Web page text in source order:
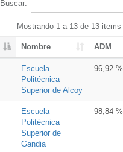
Buscar:
Mostrando 1 a 13 de 13 items
Nombre ADM
Escuela
Politécnica
Superior de Alcoy
96,92 %
Escuela
Politécnica
Superior de
Gandia
98,84 %